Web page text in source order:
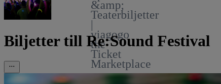
&amp;
Teaterbiljetter
|
viagogo
the
Ticket
Marketplace
Biljetter till Re:Sound Festival